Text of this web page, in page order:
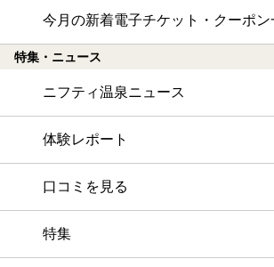
今月の新着電子チケット・クーポン
特集・ニュース
ニフティ温泉ニュース
体験レポート
口コミを見る
特集